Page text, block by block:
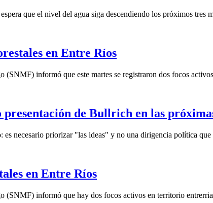
que el nivel del agua siga descendiendo los próximos tres
en Entre Ríos
informó que este martes se registraron dos focos
de Bullrich en las
necesario priorizar "las ideas" y no una dirigencia política
en Entre Ríos
(SNMF) informó que hay dos focos activos en territorio